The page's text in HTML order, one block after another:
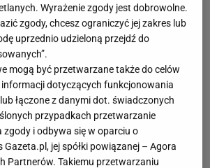
Wyrażenie zgody jest dobrowolne.
zgody, chcesz ograniczyć jej zakres lub
uprzednio udzieloną przejdź do
mogą być przetwarzane także do celów
informacji dotyczących funkcjonowania
łączone z danymi dot. świadczonych
przypadkach przetwarzanie
zgody i odbywa się w oparciu o
jej spółki powiązanej – Agora
Partnerów. Takiemu przetwarzaniu